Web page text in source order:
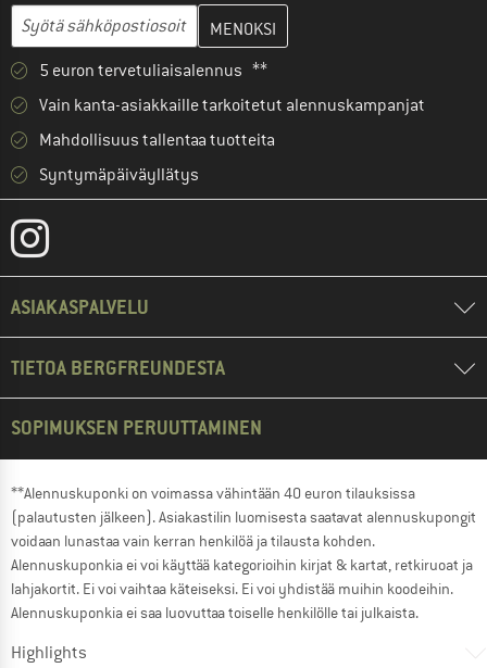
Sähköpostiosoite
Anna sähköpostiosoitteesi ja luo seuraavassa vaiheessa
5 euron tervetuliaisalennus **
Vain kanta-asiakkaille tarkoitetut alennuskampanjat
Mahdollisuus tallentaa tuotteita
Syntymäpäiväyllätys
ASIAKASPALVELU
TIETOA BERGFREUNDESTA
SOPIMUKSEN PERUUTTAMINEN
**Alennuskuponki on voimassa vähintään 40 euron tilauksissa
(palautusten jälkeen). Asiakastilin luomisesta saatavat alennuskupongit
voidaan lunastaa vain kerran henkilöä ja tilausta kohden.
Alennuskuponkia ei voi käyttää kategorioihin kirjat & kartat, retkiruoat ja
lahjakortit. Ei voi vaihtaa käteiseksi. Ei voi yhdistää muihin koodeihin.
Alennuskuponkia ei saa luovuttaa toiselle henkilölle tai julkaista.
Highlights